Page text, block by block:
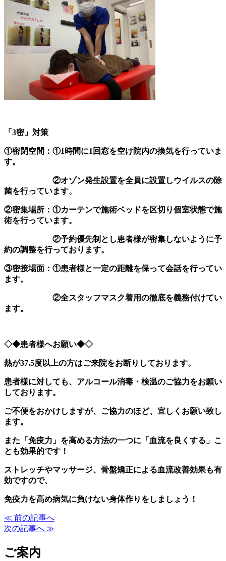
「3密」対策
①密閉空間：①1時間に1回窓を空け院内の換気を行っていま
す。
②オゾン発生設置を全員に設置しウイルスの除
菌を行っています。
②密集場所：①カーテンで施術ベッドを区切り個室状態で施
術を行っています。
②予約優先制とし患者様が密集しないように予
約の調整を行っております。
③密接場面：①患者様と一定の距離を保って会話を行ってい
ます。
②全スタッフマスク着用の徹底を義務付けてい
ます。
◇◆患者様へお願い◆◇
熱が37.5度以上の方はご来院をお断りしております。
患者様に対しても、アルコール消毒・検温のご協力をお願い
しております。
ご不便をおかけしますが、ご協力のほど、宜しくお願い致し
ます。
また「免疫力」を高める方法の一つに「血流を良くする」こ
とも効果的です！
ストレッチやマッサージ、骨盤矯正による血流改善効果も有
効ですので、
免疫力を高め病気に負けない身体作りをしましょう！
≪ 前の記事へ
次の記事へ ≫
ご案内